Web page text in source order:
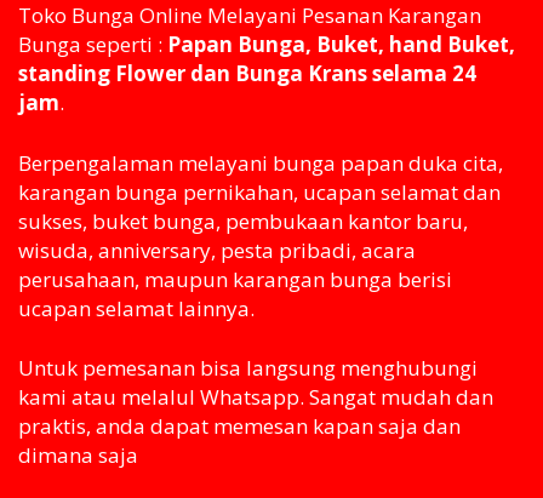
Toko Bunga Online Melayani Pesanan Karangan
Bunga seperti : Papan Bunga, Buket, hand Buket,
standing Flower dan Bunga Krans selama 24
jam.
Berpengalaman melayani bunga papan duka cita,
karangan bunga pernikahan, ucapan selamat dan
sukses, buket bunga, pembukaan kantor baru,
wisuda, anniversary, pesta pribadi, acara
perusahaan, maupun karangan bunga berisi
ucapan selamat lainnya.
Untuk pemesanan bisa langsung menghubungi
kami atau melaluI Whatsapp. Sangat mudah dan
praktis, anda dapat memesan kapan saja dan
dimana saja